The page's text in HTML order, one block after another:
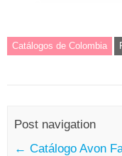
Catálogos de Colombia
Post navigation
← Catálogo Avon